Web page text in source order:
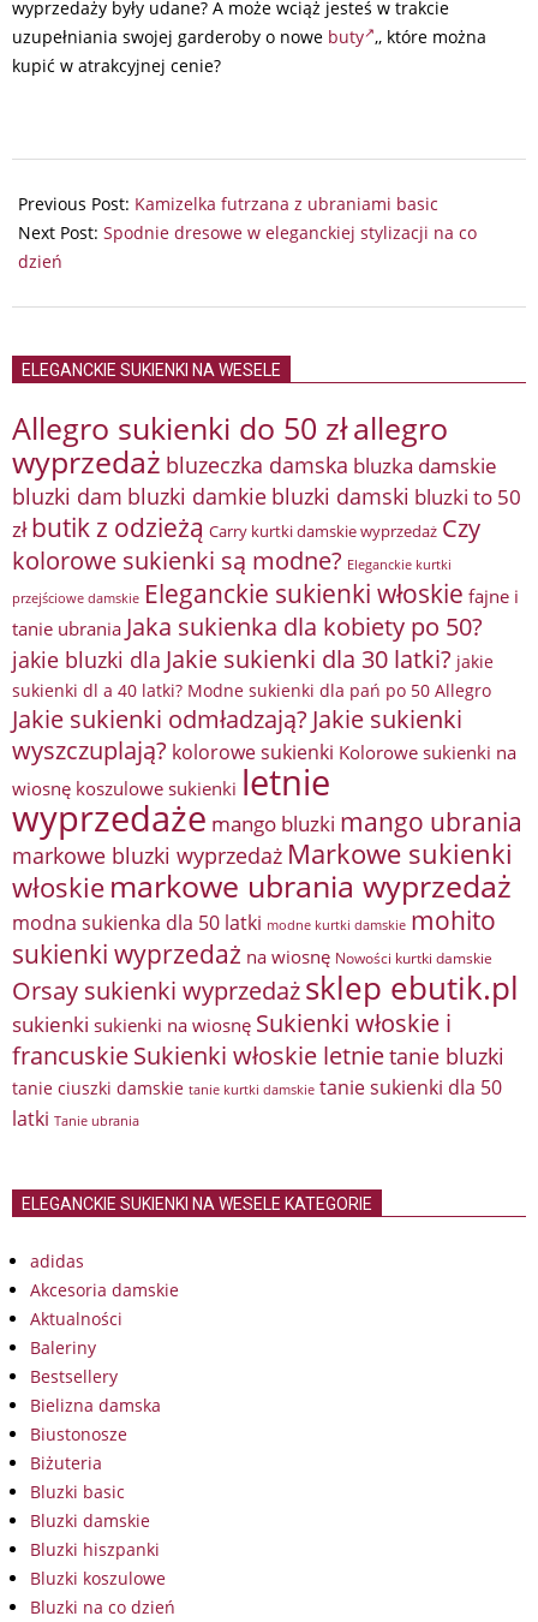
wyprzedaży były udane? A może wciąż jesteś w trakcie
uzupełniania swojej garderoby o nowe buty ,, które można
kupić w atrakcyjnej cenie?
05-
26
Previous Post: Kamizelka futrzana z ubraniami basic
Next Post: Spodnie dresowe w eleganckiej stylizacji na co
dzień
ELEGANCKIE SUKIENKI NA WESELE
Allegro sukienki do 50 złallegro
wyprzedaż bluzeczka damska bluzka damskie
bluzki dam bluzki damkie bluzki damski bluzki to 50
zł butik z odzieżą Carry kurtki damskie wyprzedaż Czy
kolorowe sukienki są modne? Eleganckie kurtki
przejściowe damskie Eleganckie sukienki włoskie fajne i
tanie ubrania Jaka sukienka dla kobiety po 50?
jakie bluzki dla Jakie sukienki dla 30 latki? jakie
sukienki dl a 40 latki? Modne sukienki dla pań po 50 Allegro
Jakie sukienki odmładzają? Jakie sukienki
wyszczuplają? kolorowe sukienki Kolorowe sukienki na
wiosnę koszulowe sukienki letnie
wyprzedaże mango bluzki mango ubrania
markowe bluzki wyprzedaż Markowe sukienki
włoskie markowe ubrania wyprzedaż
modna sukienka dla 50 latki modne kurtki damskie mohito
sukienki wyprzedaż na wiosnę Nowości kurtki damskie
Orsay sukienki wyprzedażsklep ebutik.pl
sukienki sukienki na wiosnę Sukienki włoskie i
francuskieSukienki włoskie letnietanie bluzki
tanie ciuszki damskie tanie kurtki damskie tanie sukienki dla 50
latki Tanie ubrania
ELEGANCKIE SUKIENKI NA WESELE KATEGORIE
adidas
Akcesoria damskie
Aktualności
Baleriny
Bestsellery
Bielizna damska
Biustonosze
Biżuteria
Bluzki basic
Bluzki damskie
Bluzki hiszpanki
Bluzki koszulowe
Bluzki na co dzień